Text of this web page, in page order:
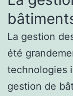
La gestion
été
technologies
gestion de